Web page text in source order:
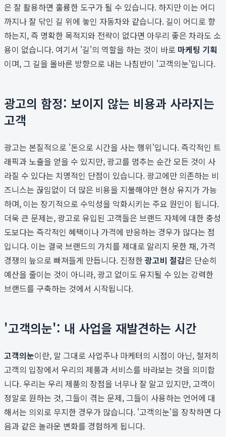
은 잘 활용하면 훌륭한 도구가 될 수 있습니다. 하지만 이는 어디
까지나 잘 닦인 길 위에 놓인 자동차와 같습니다. 길이 어디로 향
하는지, 즉 명확한 목적지와 전략이 없다면 아무리 좋은 차라도 소
용이 없습니다. 여기서 '길'의 역할을 하는 것이 바로 마케팅 기획
이며, 그 길을 올바른 방향으로 내는 나침반이 '고객의눈'입니다.
광고의 함정: 보이지 않는 비용과 사라지는
고객
광고는 본질적으로 '돈으로 시간을 사는 행위'입니다. 즉각적인 트
래픽과 노출을 얻을 수 있지만, 광고를 멈추는 순간 모든 것이 사
라질 수 있다는 치명적인 단점이 있습니다. 광고에만 의존하는 비
즈니스는 끊임없이 더 많은 비용을 지불해야만 현상 유지가 가능
하며, 이는 장기적으로 수익성을 악화시키는 주요 원인이 됩니다.
더욱 큰 문제는, 광고로 유입된 고객들은 브랜드 자체에 대한 충성
도보다는 즉각적인 혜택이나 가격에 반응하는 경우가 많다는 점
입니다. 이는 결국 브랜드의 가치를 제대로 알리지 못한 채, 가격
경쟁의 늪으로 빠져들게 만듭니다. 진정한광고비 절감은 단순히
예산을 줄이는 것이 아니라, 광고 없이도 유지될 수 있는 강력한
브랜드를 구축하는 것에서 시작됩니다.
'고객의눈': 내 사업을 재발견하는 시간
고객의눈이란, 말 그대로 사업주나 마케터의 시점이 아닌, 철저히
고객의 입장에서 우리의 제품과 서비스를 바라보는 것을 의미합
니다. 우리는 우리 제품의 장점을 너무나 잘 알고 있지만, 고객이
정말로 원하는 것, 그들이 겪는 문제, 그들이 사용하는 언어에 대
해서는 의외로 무지한 경우가 많습니다. '고객의눈'을 장착하면 다
음과 같은 놀라운 변화를 경험하게 됩니다.